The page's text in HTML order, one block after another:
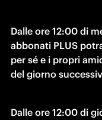
Dalle ore 12:00 di
abbonati PLUS
per sé e i propri
del giorno
Dalle ore 12:00 di